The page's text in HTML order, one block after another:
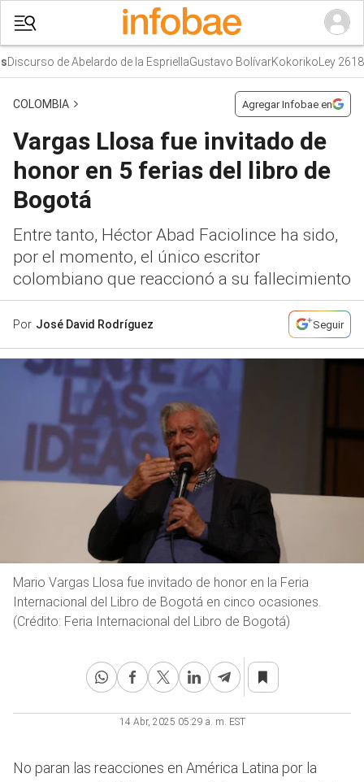
de Abelardo de la EspriellaGustavo BolívarKokorikoLey 2618
COLOMBIA Agregar Infobae en
Vargas Llosa fue invitado de
honor en 5 ferias del libro de
Bogotá
Entre tanto, Héctor Abad Faciolince ha sido,
por el momento, el único escritor
colombiano que reaccionó a su fallecimiento
Por José David Rodríguez Seguir
Mario Vargas Llosa fue invitado de honor en la Feria
Internacional del Libro de Bogotá en cinco ocasiones.
(Crédito: Feria Internacional del Libro de Bogotá)
14 Abr, 2025 05:29 a. m. EST
No paran las reacciones en América Latina por la